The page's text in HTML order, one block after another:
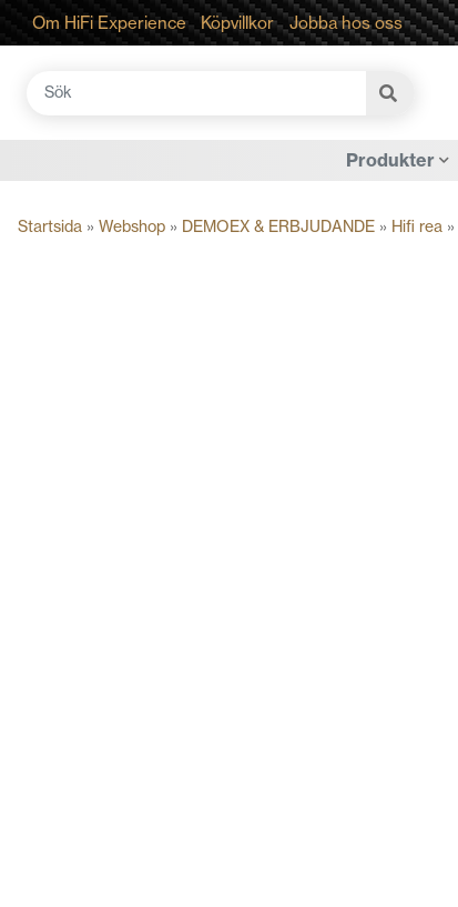
Om HiFi Experience Köpvillkor Jobba hos oss
Sök
Produkter
Startsida » Webshop » DEMOEX & ERBJUDANDE » Hifi rea »